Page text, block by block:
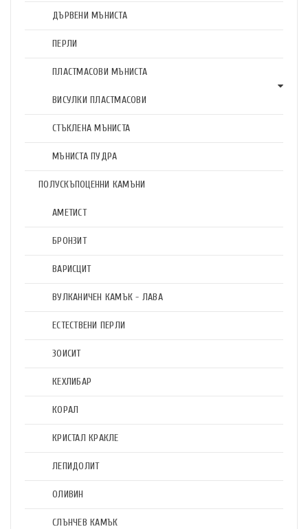
ДЪРВЕНИ МЪНИСТА
ПЕРЛИ
ПЛАСТМАСОВИ МЪНИСТА
ВИСУЛКИ ПЛАСТМАСОВИ
СТЪКЛЕНА МЪНИСТА
МЪНИСТА ПУДРА
ПОЛУСКЪПОЦЕННИ КАМЪНИ
АМЕТИСТ
БРОНЗИТ
ВАРИСЦИТ
ВУЛКАНИЧЕН КАМЪК - ЛАВА
ЕСТЕСТВЕНИ ПЕРЛИ
ЗОИСИТ
КЕХЛИБАР
КОРАЛ
КРИСТАЛ КРАКЛЕ
ЛЕПИДОЛИТ
ОЛИВИН
СЛЪНЧЕВ КАМЪК